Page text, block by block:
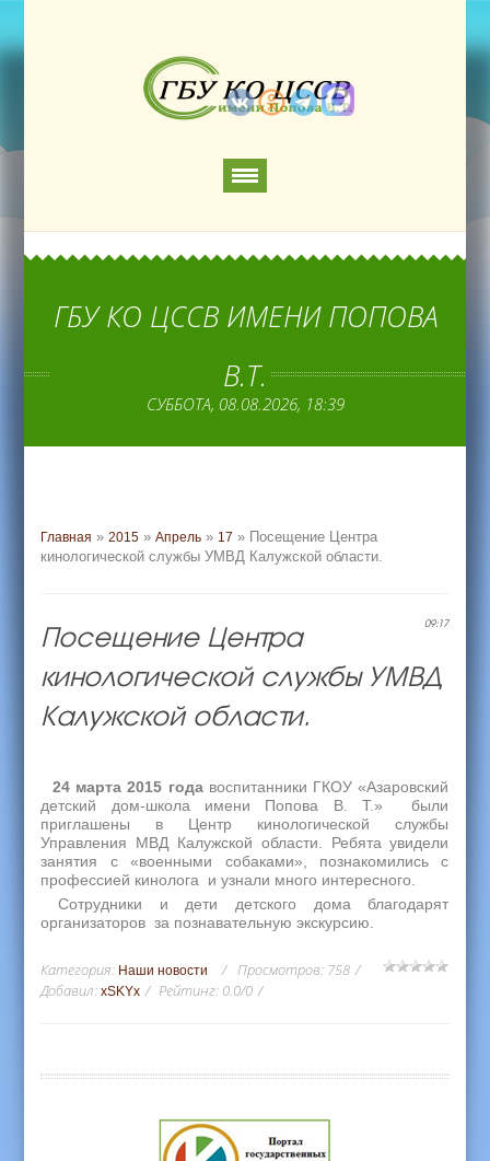
ГБУ КО ЦССВ ИМЕНИ ПОПОВА
В.Т.
СУББОТА, 08.08.2026, 18:39
Главная »2015 » Апрель » 17 » Посещение Центра
кинологической службы УМВД Калужской области.
09:17
Посещение Центра
кинологической службы УМВД
Калужской области.
24 марта 2015 годавоспитанники ГКОУ «Азаровский
детский дом-школа имени Попова В. Т.» были
приглашены в Центр кинологической службы
Управления МВД Калужской области. Ребята увидели
занятия с «военными собаками», познакомились с
профессией кинолога и узнали много интересного.
Сотрудники и дети детского дома благодарят
организаторов за познавательную экскурсию.
Категория: Наши новости Просмотров: 758
Добавил: xSKYx Рейтинг: 0.0/0